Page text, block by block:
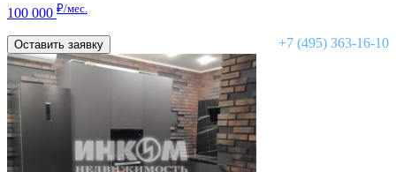
100 000 ₽/мес.
+7 (495) 363-16-10
Оставить заявку